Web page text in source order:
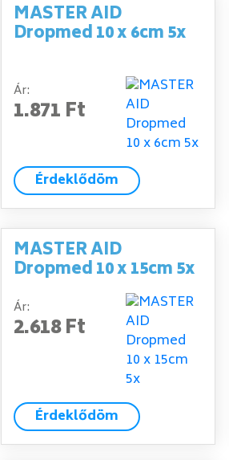
MASTER AID
Dropmed 10 x 6cm 5x
Ár:
1.871 Ft
Érdeklődöm
MASTER AID
Dropmed 10 x 15cm 5x
Ár:
2.618 Ft
Érdeklődöm